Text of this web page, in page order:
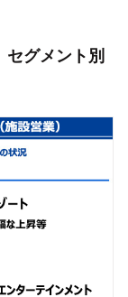
グメント別